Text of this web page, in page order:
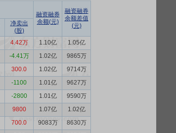
融资融券
余额(元)
融资融券
余额差值
(元)
净卖出
(股)
4.42万 1.10亿
1.05亿
-4.41万 1.02亿
9865万
300.0 1.02亿
9714万
-1100 1.01亿
9627万
-2800 1.01亿
9590万
9800 1.07亿
1.02亿
700.0 9083万
8630万